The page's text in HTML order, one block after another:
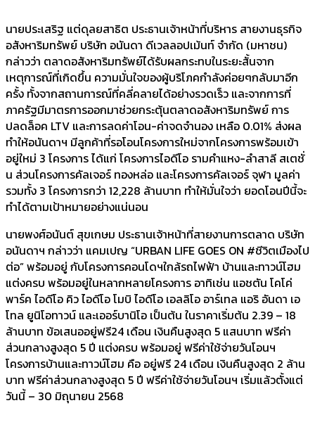
นายประเสริฐ แต่ดุลยสาธิต ประธานเจ้าหน้าที่บริหาร สายงานธุรกิจ
อสังหาริมทรัพย์ บริษัท อนันดา ดีเวลลอปเม้นท์ จำกัด (มหาชน)
กล่าวว่า ตลาดอสังหาริมทรัพย์ได้รับผลกระทบในระยะสั้นจาก
เหตุการณ์ที่เกิดขึ้น ความมั่นใจของผู้บริโภคกำลังค่อยๆกลับมาอีก
ครั้ง ทั้งจากสถานการณ์ที่คลี่คลายได้อย่างรวดเร็ว และจากการที่
ภาครัฐมีมาตรการออกมาช่วยกระตุ้นตลาดอสังหาริมทรัพย์ การ
ปลดล็อค LTV และการลดค่าโอน-ค่าจดจำนอง เหลือ 0.01% ส่งผล
ทำให้อนันดาฯ มีลูกค้าที่รอโอนโครงการใหม่จากโครงการพร้อมเข้า
อยู่ใหม่ 3 โครงการ ได้แก่ โครงการไอดีโอ รามคำแหง-ลำสาลี สเตชั่
น ส่วนโครงการคัลเจอร์ ทองหล่อ และโครงการคัลเจอร์ จุฬา มูลค่า
รวมทั้ง 3 โครงการกว่า 12,228 ล้านบาท ทำให้มั่นใจว่า ยอดโอนปีนี้จะ
ทำได้ตามเป้าหมายอย่างแน่นอน
นายพงศ์อนันต์ สุขเกษม ประธานเจ้าหน้าที่สายงานการตลาด บริษัท
อนันดาฯ กล่าวว่า แคมเปญ “URBAN LIFE GOES ON #ชีวิตเมืองไป
ต่อ” พร้อมอยู่ กับโครงการคอนโดฯใกล้รถไฟฟ้า บ้านและทาวน์โฮม
แต่งครบ พร้อมอยู่ในหลากหลายโครงการ อาทิเช่น แอชตัน โคโค่
พาร์ค ไอดีโอ คิว ไอดีโอ โมบิ ไอดีโอ เอลลิโอ อาร์เทล แอริ อันดา เอ
โทล ยูนิโอทาวน์ และเออร์บานิโอ เป็นต้น ในราคาเริ่มต้น 2.39 – 18
ล้านบาท ข้อเสนออยู่ฟรี24 เดือน เงินคืนสูงสุด 5 แสนบาท ฟรีค่า
ส่วนกลางสูงสุด 5 ปี แต่งครบ พร้อมอยู่ ฟรีค่าใช้จ่ายวันโอนฯ
โครงการบ้านและทาวน์โฮม คือ อยู่ฟรี 24 เดือน เงินคืนสูงสุด 2 ล้าน
บาท ฟรีค่าส่วนกลางสูงสุด 5 ปี ฟรีค่าใช้จ่ายวันโอนฯ เริ่มแล้วตั้งแต่
วันนี้ – 30 มิถุนายน 2568